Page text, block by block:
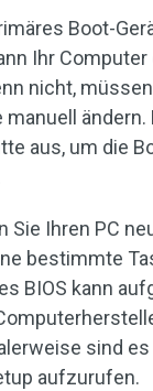
Boot-
Ihr
nicht,
ändern.
aus, um die
Sie Ihren PC
bestimmte
BIOS kann
sind es
aufzurufen.